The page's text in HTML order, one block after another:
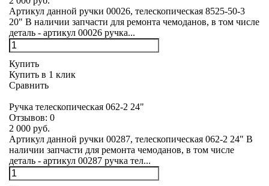
Артикул данной ручки 00026, телескопическая 8525-50-3
20" В наличии запчасти для ремонта чемоданов, в том числе
деталь - артикул 00026 ручка...
Купить
Купить в 1 клик
Сравнить
Ручка телескопическая 062-2 24"
Отзывов: 0
2 000 руб.
Артикул данной ручки 00287, телескопическая 062-2 24" В
наличии запчасти для ремонта чемоданов, в том числе
деталь - артикул 00287 ручка тел...